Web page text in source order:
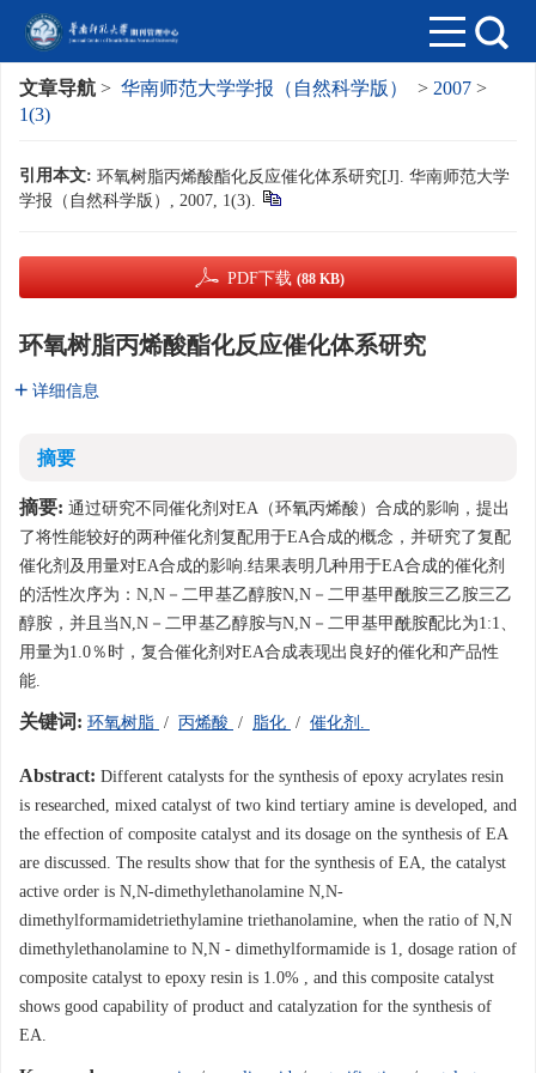
文章导航 > 华南师范大学学报（自然科学版） > 2007 >
1(3)
引用本文: 环氧树脂丙烯酸酯化反应催化体系研究[J]. 华南师范大学
学报（自然科学版）, 2007, 1(3).
PDF下载 (88 KB)
环氧树脂丙烯酸酯化反应催化体系研究
详细信息
摘要
摘要: 通过研究不同催化剂对EA（环氧丙烯酸）合成的影响，提出
了将性能较好的两种催化剂复配用于EA合成的概念，并研究了复配
催化剂及用量对EA合成的影响.结果表明几种用于EA合成的催化剂
的活性次序为：N,N－二甲基乙醇胺N,N－二甲基甲酰胺三乙胺三乙
醇胺，并且当N,N－二甲基乙醇胺与N,N－二甲基甲酰胺配比为1:1、
用量为1.0％时，复合催化剂对EA合成表现出良好的催化和产品性
能.
关键词: 环氧树脂 / 丙烯酸 / 脂化 / 催化剂.
Abstract: Different catalysts for the synthesis of epoxy acrylates resin
is researched, mixed catalyst of two kind tertiary amine is developed, and
the effection of composite catalyst and its dosage on the synthesis of EA
are discussed. The results show that for the synthesis of EA, the catalyst
active order is N,N-dimethylethanolamine N,N-
dimethylformamidetriethylamine triethanolamine, when the ratio of N,N
dimethylethanolamine to N,N - dimethylformamide is 1, dosage ration of
composite catalyst to epoxy resin is 1.0% , and this composite catalyst
shows good capability of product and catalyzation for the synthesis of
EA.